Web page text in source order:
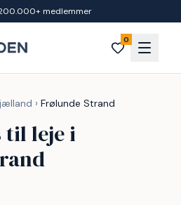
200.000+ medlemmer
0
› Frølunde Strand
til leje i